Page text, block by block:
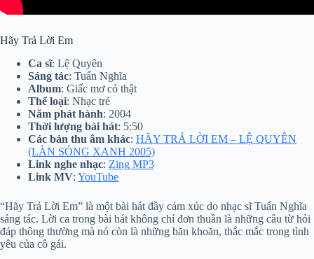
Hãy Trả Lời Em
Ca sĩ: Lệ Quyên
Sáng tác: Tuấn Nghĩa
Album: Giấc mơ có thật
Thể loại: Nhạc trẻ
Năm phát hành: 2004
Thời lượng bài hát: 5:50
Các bản thu âm khác: HÃY TRẢ LỜI EM – LỆ QUYÊN
(LÀN SÓNG XANH 2005)
Link nghe nhạc: Zing MP3
Link MV: YouTube
“Hãy Trả Lời Em” là một bài hát đầy cảm xúc do nhạc sĩ Tuấn Nghĩa
sáng tác. Lời ca trong bài hát không chỉ đơn thuần là những câu từ hỏi
đáp thông thường mà nó còn là những băn khoăn, thắc mắc trong tình
yêu của cô gái.